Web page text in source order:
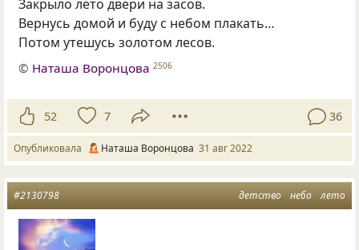
Закрыло лето двери на засов.
Вернусь домой и буду с небом плакать…
Потом утешусь золотом лесов.
© Наташа Воронцова 2506
52 7 36
Опубликовала Наташа Воронцова 31 авг 2022
детство небо лето
#2130798